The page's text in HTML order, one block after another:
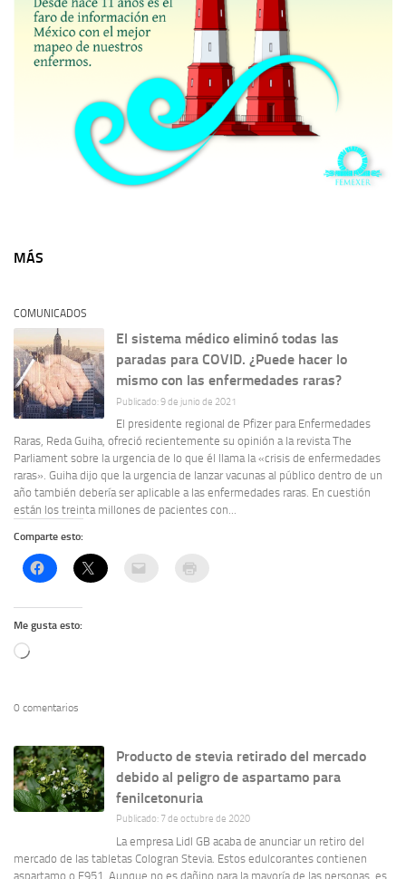
MÁS
COMUNICADOS
El sistema médico eliminó todas las
paradas para COVID. ¿Puede hacer lo
mismo con las enfermedades raras?
Publicado: 9 de junio de 2021
El presidente regional de Pfizer para Enfermedades
Raras, Reda Guiha, ofreció recientemente su opinión a la revista The
Parliament sobre la urgencia de lo que él llama la «crisis de enfermedades
raras». Guiha dijo que la urgencia de lanzar vacunas al público dentro de un
año también debería ser aplicable a las enfermedades raras. En cuestión
están los treinta millones de pacientes con...
Comparte esto:
Me gusta esto:
Cargando...
0 comentarios
Producto de stevia retirado del mercado
debido al peligro de aspartamo para
fenilcetonuria
Publicado: 7 de octubre de 2020
La empresa Lidl GB acaba de anunciar un retiro del
mercado de las tabletas Cologran Stevia. Estos edulcorantes contienen
aspartamo o E951. Aunque no es dañino para la mayoría de las personas, es